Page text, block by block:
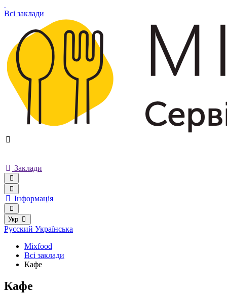
Всі заклади
Заклади
Інформація
Укр
Русский Українська
Mixfood
Всі заклади
Кафе
Кафе